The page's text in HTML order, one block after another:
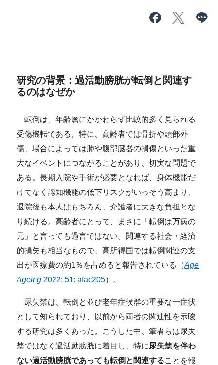
研究の背景：過活動膀胱が転倒と関連す
るのはなぜか
転倒は、年齢層にかかわらず比較的多く見られる
受傷機転である。特に、高齢者では骨折や頭部外
傷、場合によっては肺や腹部臓器の損傷といった重
大なイベントにつながることがあり、切実な問題で
ある。長期入院や手術が必要となれば、身体機能だ
けでなく認知機能の低下リスクがいっそう高まり、
退院後も本人はもちろん、介護者に大きな負担とな
り続ける。高齢者にとって、まさに「転倒は万病の
元」と言っても過言ではない。関連する社会・経済
的損失も相当なもので、高所得国では転倒関連の支
出が医療費の約1％を占めると報告されている（Age
Ageing 2022; 51: afac205）。
尿失禁は、転倒と並び老年症候群の重要な一症状
として知られており、以前から両者の関連性を示唆
する研究は多くあった。こうした中、筆者らは尿失
禁ではなく過活動膀胱に着目し、特に 尿失禁を伴わ
ない過活動膀胱であっても転倒と関連することを報